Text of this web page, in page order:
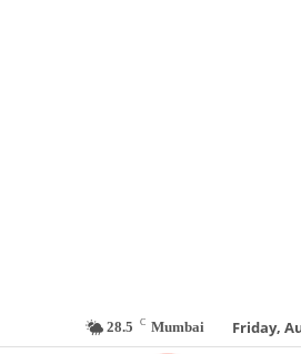
28.5 C Mumbai Friday,